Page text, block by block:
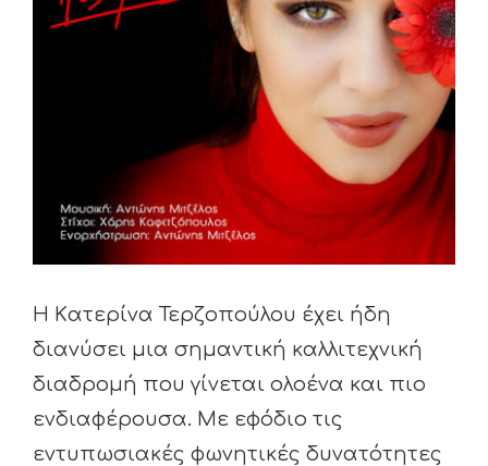
H Kατερίνα Τερζοπούλου έχει ήδη
διανύσει μια σημαντική καλλιτεχνική
διαδρομή που γίνεται ολοένα και πιο
ενδιαφέρουσα. Με εφόδιο τις
εντυπωσιακές φωνητικές δυνατότητες